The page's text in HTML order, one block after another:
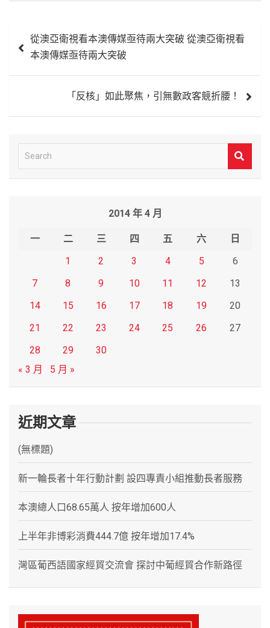
章 從澳亞衛視看本澳傳媒亟待兩大突破 從澳亞衛視看
本澳傳媒亟待兩大突破
「反核」如此聚焦，引無數政客競折腰！
e
2014 年 4 月
一 二 三 四 五 六
日
1
2 3 4 5
6
7
8 9 10 11 12
13
14
15 16 17 18 19
20
21
22 23 24 25 26
27
28
29
30
« 3 月
5 月 »
近期文章
(無標題)
新一輪長者十年行動計劃 設四專責小組推動長者服務
本澳總人口68.65萬人 按年增加600人
上半年非博彩消費444.7億 按年增加17.4%
灣區葡西語國家經貿交流會 探討中葡經貿合作新路徑